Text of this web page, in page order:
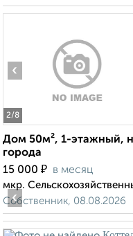
2/8
‹
Дом 50м², 1-этажный,
города
15 000 ₽ в месяц
мкр.
Собственник, 08.08.2026
‹